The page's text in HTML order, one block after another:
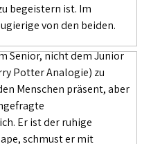
begeistern ist. Im
von den beiden.
Senior, nicht dem Junior
Potter Analogie) zu
Menschen präsent, aber
Er ist der ruhige
schmust er mit